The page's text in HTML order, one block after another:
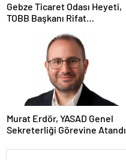
Gebze Ticaret Odası Heyeti,
TOBB Başkanı Rifat
Araya GeldiGebze Ticaret
Odası Heyeti, TOBB Başkanı
Rifat Hisarcıklıoğlu ile Bolu’da
Bir Araya Geldi
Murat Erdör, YASAD Genel
Sekreterliği Görevine Atandı